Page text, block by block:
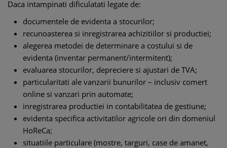
Daca intampinati dificulatati legate de:
documentele de evidenta a stocurilor;
recunoasterea si inregistrarea achizitiilor si productiei;
alegerea metodei de determinare a costului si de
evidenta (inventar permanent/intermitent);
evaluarea stocurilor, depreciere si ajustari de TVA;
particularitati ale vanzarii bunurilor – inclusiv comert
online si vanzari prin automate;
inregistrarea productiei in contabilitatea de gestiune;
evidenta specifica activitatilor agricole ori din domeniul
HoReCa;
situatiile particulare (mostre, targuri, case de amanet,